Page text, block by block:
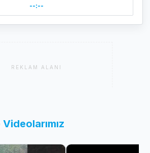
--:--
REKLAM ALANI